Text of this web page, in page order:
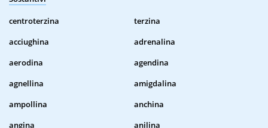
centroterzina
terzina
acciughina
adrenalina
aerodina
agendina
agnellina
amigdalina
ampollina
anchina
angina
anilina